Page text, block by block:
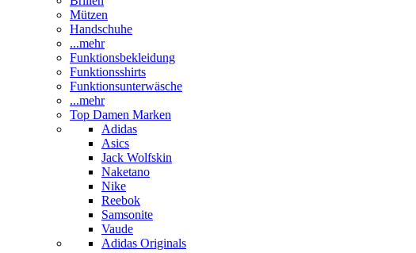
Mützen
Handschuhe
...mehr
Funktionsbekleidung
Funktionsshirts
Funktionsunterwäsche
...mehr
Top Damen Marken
Adidas
Asics
Jack Wolfskin
Naketano
Nike
Reebok
Samsonite
Vaude
Adidas Originals